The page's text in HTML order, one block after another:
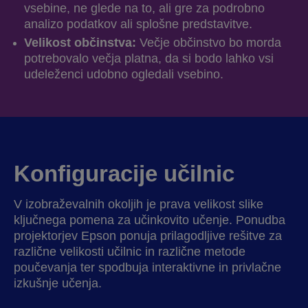
vsebine, ne glede na to, ali gre za podrobno
analizo podatkov ali splošne predstavitve.
Velikost občinstva: Večje občinstvo bo morda
potrebovalo večja platna, da si bodo lahko vsi
udeleženci udobno ogledali vsebino.
Konfiguracije učilnic
V izobraževalnih okoljih je prava velikost slike
ključnega pomena za učinkovito učenje. Ponudba
projektorjev Epson ponuja prilagodljive rešitve za
različne velikosti učilnic in različne metode
poučevanja ter spodbuja interaktivne in privlačne
izkušnje učenja.